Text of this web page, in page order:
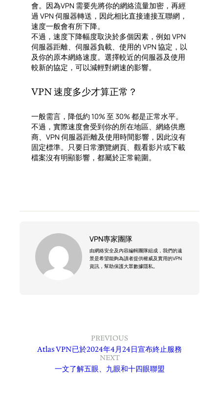
會。因為VPN 需要先將你的網絡流量加密，再經
過 VPN 伺服器轉送，因此相比直接連接互聯網，
速度一般會有所下降。
不過，速度下降幅度取決於多個因素，例如 VPN
伺服器距離、伺服器負載、使用的 VPN 協定，以
及你的原本網絡速度。選擇較近的伺服器及使用
較新的協定，可以減輕對網速的影響。
VPN 速度多少才算正常？
一般需言，降低約 10% 至 30% 都是正常水平。
不過，實際速度會受到你的所在地區、網絡供應
商、VPN 伺服器距離及使用時間影響，因此沒有
固定標準。只要日常瀏覽網頁、觀看影片或下載
檔案沒有明顯影響，都屬於正常範圍。
VPN專家團隊
由網絡安全及內容編輯團隊組成，我們的遠
景是希望能夠為讀者提供權威及實用的VPN
資訊，幫助保護大眾數據隱私。
PREVIOUS
Atlas VPN已於2024年4月24日宣布終止服務
NEXT
一文了解五眼、九眼和十四眼聯盟